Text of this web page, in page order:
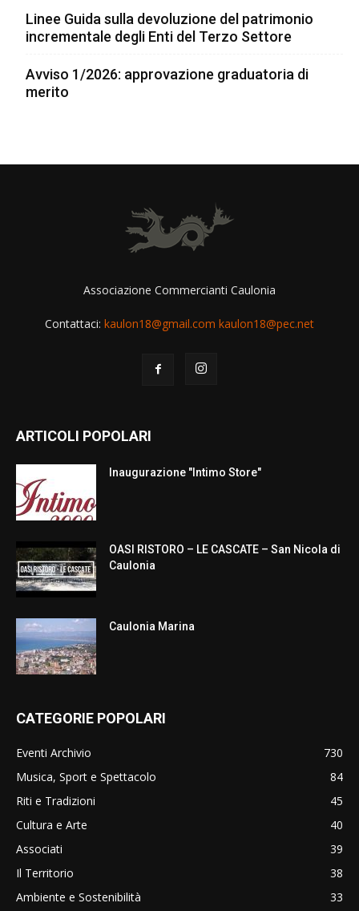
Linee Guida sulla devoluzione del patrimonio
incrementale degli Enti del Terzo Settore
Avviso 1/2026: approvazione graduatoria di
merito
Associazione Commercianti Caulonia
Contattaci: kaulon18@gmail.com kaulon18@pec.net
ARTICOLI POPOLARI
Inaugurazione "Intimo Store"
OASI RISTORO – LE CASCATE – San Nicola di
Caulonia
Caulonia Marina
CATEGORIE POPOLARI
Eventi Archivio
730
Musica, Sport e Spettacolo
84
Riti e Tradizioni
45
Cultura e Arte
40
Associati
39
Il Territorio
38
Ambiente e Sostenibilità
33